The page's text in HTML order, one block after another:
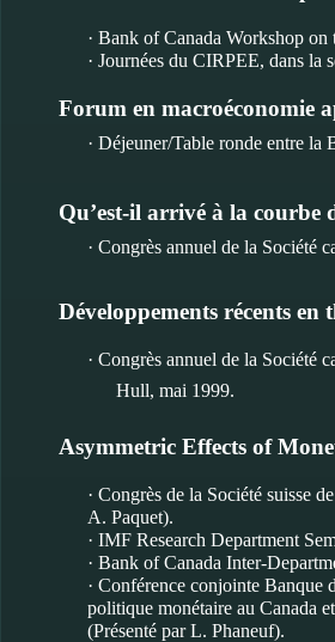
· Bank of Canada Workshop
· Journées du CIRPEE, dans
Forum en macroéconomie
· Déjeuner/Table ronde entre
Qu’est-il arrivé à la courbe
· Congrès annuel de la Société
Développements récents en
· Congrès annuel de la Société
Hull, mai 1999.
Asymmetric Effects of
· Congrès de la Société suisse
A. Paquet).
· IMF Research Department
· Bank of Canada Inter-
· Conférence conjointe
politique monétaire au Canada
(Présenté par L. Phaneuf).